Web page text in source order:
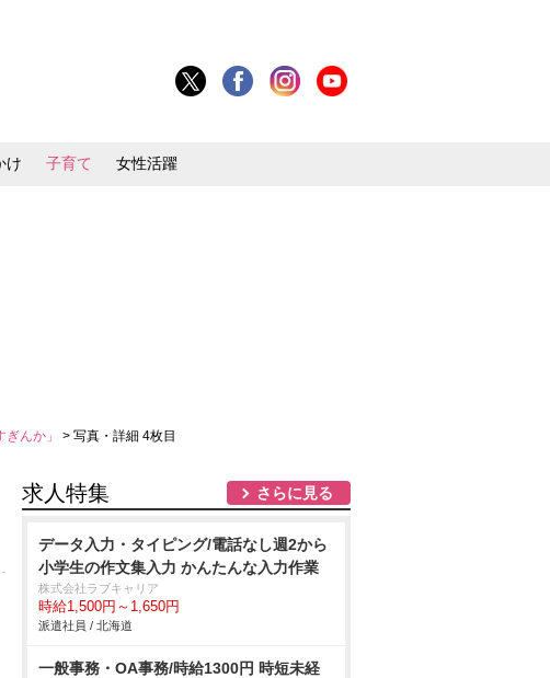
け 子育て 女性活躍
んか」 > 写真・詳細 4枚目
求人特集 さらに見る
データ入力・タイピング/電話なし週2から
小学生の作文集入力 かんたんな入力作業
株式会社ラブキャリア
時給1,500円～1,650円
派遣社員 / 北海道
一般事務・OA事務/時給1300円 時短未経